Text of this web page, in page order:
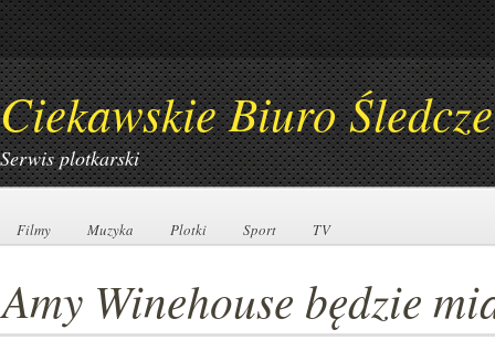
Ciekawskie Biuro Śledcze
Serwis plotkarski
Filmy
Filmy Muzyka
Muzyka Plotki
Plotki Sport
Sport TV
TV
Amy Winehouse będzie